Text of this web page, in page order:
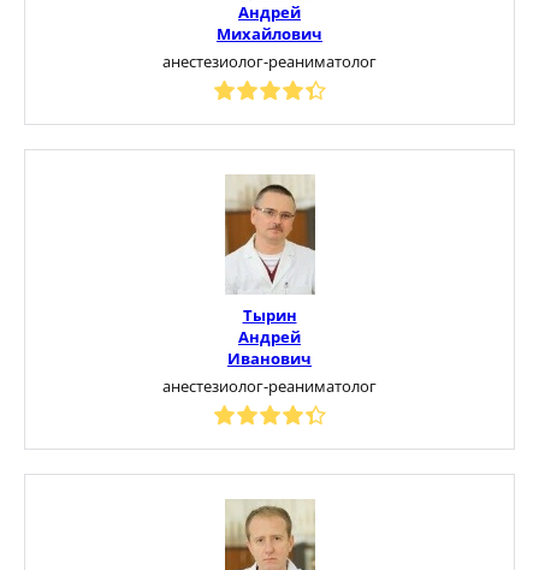
Андрей
Михайлович
анестезиолог-реаниматолог
Тырин
Андрей
Иванович
анестезиолог-реаниматолог